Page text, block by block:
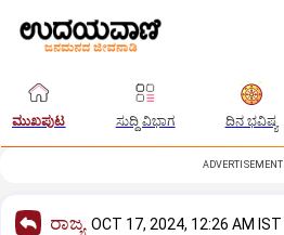
ಮುಖಪುಟ ಸುದ್ದಿ ವಿಭಾಗ ದಿನ ಭವಿಷ್ಯ
ADVERTISEMENT
ರಾಜ್ಯ OCT 17, 2024, 12:26 AM IST